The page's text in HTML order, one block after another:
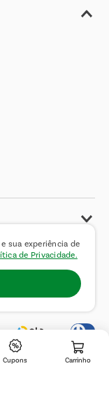
sua experiência de
de Privacidade.
Cupons